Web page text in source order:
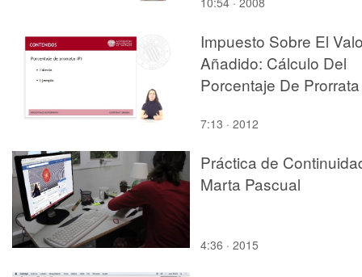
Impuesto Sobre El
Añadido: Cálculo Del
Porcentaje De Prorrata
7:13 · 2012
Práctica de
Marta Pascual
4:36 · 2015